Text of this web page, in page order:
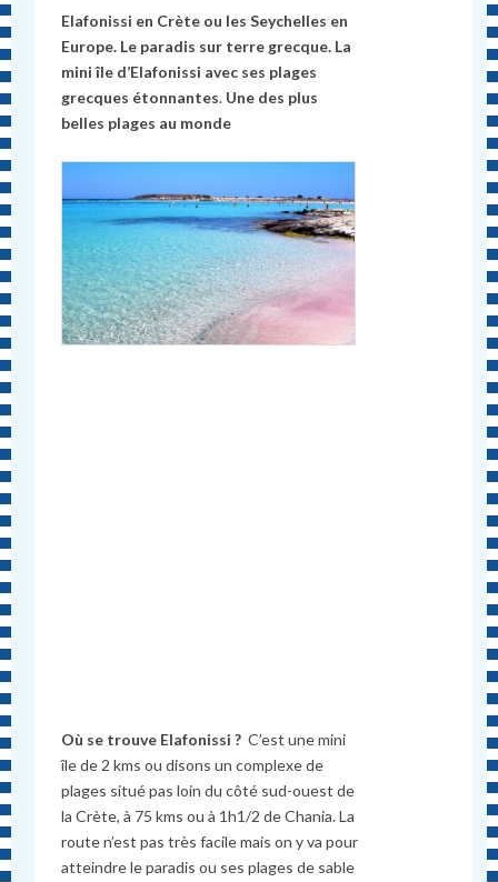
Elafonissi en Crète ou les Seychelles en
Europe. Le paradis sur terre grecque. La
mini île d’Elafonissi avec ses plages
grecques étonnantes. Une des plus
belles plages au monde
Où se trouve Elafonissi ? C’est une mini
île de 2 kms ou disons un complexe de
plages situé pas loin du côté sud-ouest de
la Crète,à 75 kms ou à 1h1/2 de Chania. La
route n’est pas très facile mais on y va pour
atteindre le paradis ou ses plages de sable